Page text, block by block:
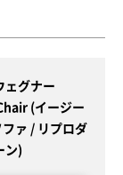
ェグナー
(イージー
ァ / リプロダ
ン)